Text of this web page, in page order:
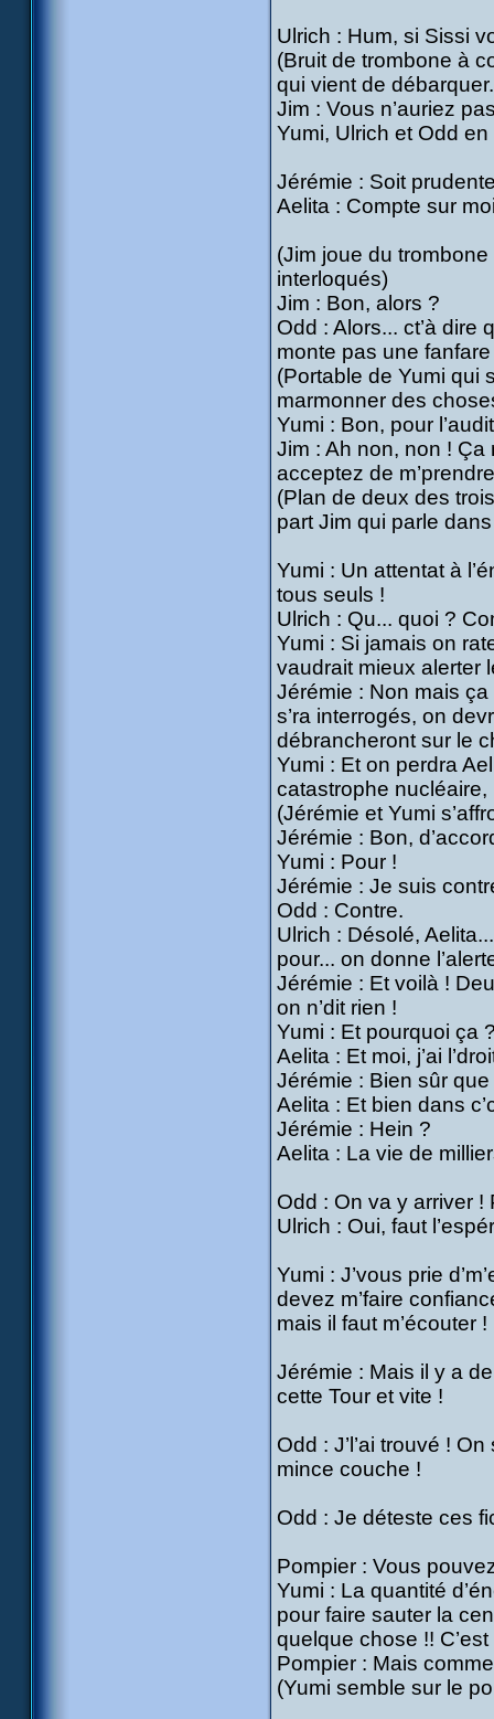
Ulrich : Hum, si Sissi
(Bruit de trombone à
qui vient de
Jim : Vous n’auriez
Yumi, Ulrich et Odd
Jérémie : Soit
Aelita : Compte sur
(Jim joue du
interloqués)
Jim : Bon, alors ?
Odd : Alors... ct’à dire
monte pas une fanfare
(Portable de Yumi qui
marmonner des
Yumi : Bon, pour
Jim : Ah non, non ! Ça
acceptez de
(Plan de deux des
part Jim qui parle
Yumi : Un attentat à
tous seuls !
Ulrich : Qu... quoi ?
Yumi : Si jamais on
vaudrait mieux alerter
Jérémie : Non mais
s’ra interrogés, on
débrancheront sur le
Yumi : Et on perdra
catastrophe nucléaire,
(Jérémie et Yumi
Jérémie : Bon,
Yumi : Pour !
Jérémie : Je suis
Odd : Contre.
Ulrich : Désolé,
pour... on donne
Jérémie : Et voilà !
on n’dit rien !
Yumi : Et pourquoi ça
Aelita : Et moi, j’ai
Jérémie : Bien sûr
Aelita : Et bien dans
Jérémie : Hein ?
Aelita : La vie de
Odd : On va y arriver !
Ulrich : Oui, faut
Yumi : J’vous prie
devez m’faire
mais il faut m’écouter
Jérémie : Mais il y a
cette Tour et vite !
Odd : J’l’ai trouvé !
mince couche !
Odd : Je déteste ces
Pompier : Vous
Yumi : La quantité
pour faire sauter la
quelque chose !!
Pompier : Mais
(Yumi semble sur le